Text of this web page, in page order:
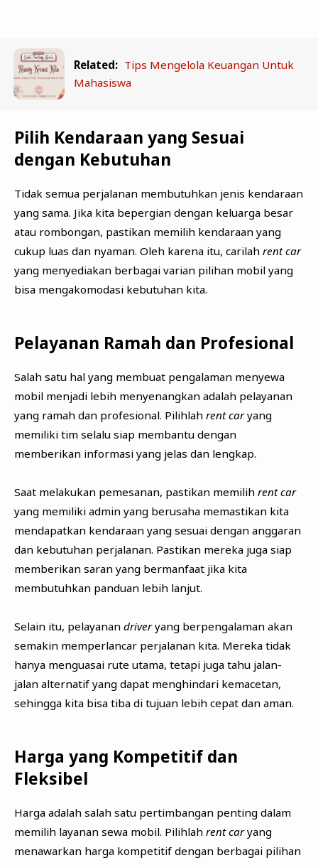
Related: Tips Mengelola Keuangan Untuk
Mahasiswa
Pilih Kendaraan yang Sesuai
dengan Kebutuhan
Tidak semua perjalanan membutuhkan jenis kendaraan
yang sama. Jika kita bepergian dengan keluarga besar
atau rombongan, pastikan memilih kendaraan yang
cukup luas dan nyaman. Oleh karena itu, carilah rent car
yang menyediakan berbagai varian pilihan mobil yang
bisa mengakomodasi kebutuhan kita.
Pelayanan Ramah dan Profesional
Salah satu hal yang membuat pengalaman menyewa
mobil menjadi lebih menyenangkan adalah pelayanan
yang ramah dan profesional. Pilihlah rent caryang
memiliki tim selalu siap membantu dengan
memberikan informasi yang jelas dan lengkap.
Saat melakukan pemesanan, pastikan memilih rent car
yang memiliki admin yang berusaha memastikan kita
mendapatkan kendaraan yang sesuai dengan anggaran
dan kebutuhan perjalanan. Pastikan mereka juga siap
memberikan saran yang bermanfaat jika kita
membutuhkan panduan lebih lanjut.
Selain itu, pelayanan driveryang berpengalaman akan
semakin memperlancar perjalanan kita. Mereka tidak
hanya menguasai rute utama, tetapi juga tahu jalan-
jalan alternatif yang dapat menghindari kemacetan,
sehingga kita bisa tiba di tujuan lebih cepat dan aman.
Harga yang Kompetitif dan
Fleksibel
Harga adalah salah satu pertimbangan penting dalam
memilih layanan sewa mobil. Pilihlah rent caryang
menawarkan harga kompetitif dengan berbagai pilihan